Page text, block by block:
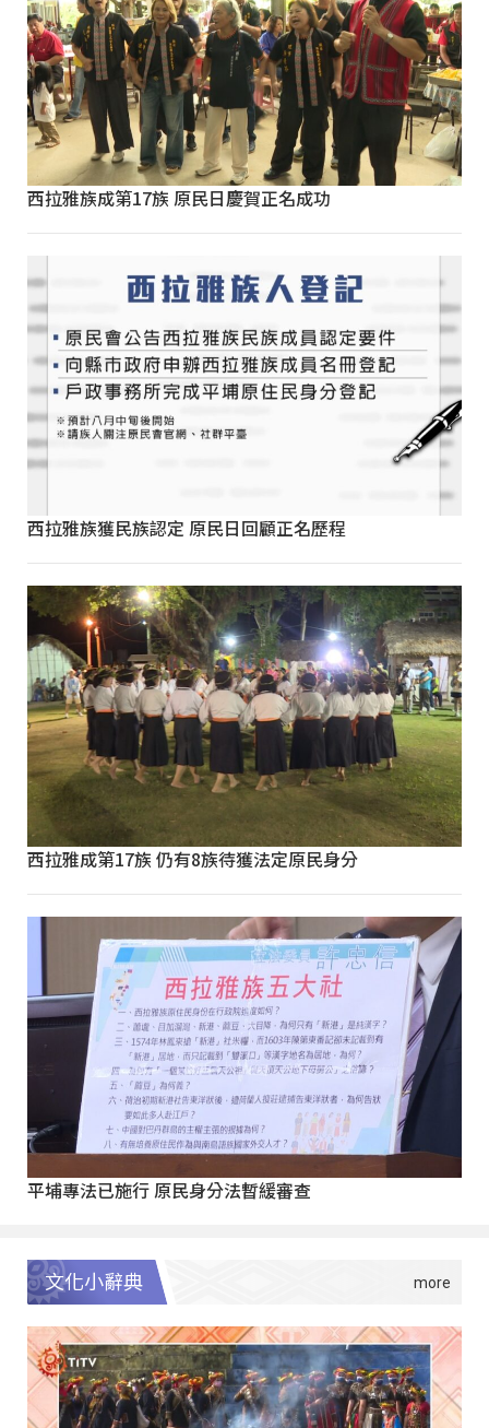
西拉雅族成第17族 原民日慶賀正名成功
西拉雅族獲民族認定 原民日回顧正名歷程
西拉雅成第17族 仍有8族待獲法定原民身分
平埔專法已施行 原民身分法暫緩審查
文化小辭典